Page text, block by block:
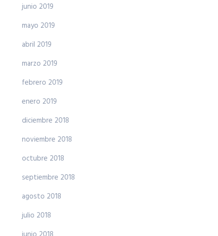
junio 2019
mayo 2019
abril 2019
marzo 2019
febrero 2019
enero 2019
diciembre 2018
noviembre 2018
octubre 2018
septiembre 2018
agosto 2018
julio 2018